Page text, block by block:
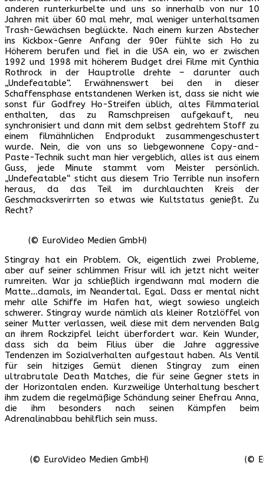
anderen runterkurbelte und uns so innerhalb von nur 10
Jahren mit über 60 mal mehr, mal weniger unterhaltsamen
Trash-Gewächsen beglückte. Nach einem kurzen Abstecher
ins Kickbox-Genre Anfang der 90er fühlte sich Ho zu
Höherem berufen und fiel in die USA ein, wo er zwischen
1992 und 1998 mit höherem Budget drei Filme mit Cynthia
Rothrock in der Hauptrolle drehte – darunter auch
„Undefeatable“. Erwähnenswert bei den in dieser
Schaffensphase entstandenen Werken ist, dass sie nicht wie
sonst für Godfrey Ho-Streifen üblich, altes Filmmaterial
enthalten, das zu Ramschpreisen aufgekauft, neu
synchronisiert und dann mit dem selbst gedrehtem Stoff zu
einem filmähnlichen Endprodukt zusammengeschustert
wurde. Nein, die von uns so liebgewonnene Copy-and-
Paste-Technik sucht man hier vergeblich, alles ist aus einem
Guss, jede Minute stammt vom Meister persönlich.
„Undefeatable“ sticht aus diesem Trio Terrible nun insofern
heraus, da das Teil im durchlauchten Kreis der
Geschmacksverirrten so etwas wie Kultstatus genießt. Zu
Recht?
(© EuroVideo Medien GmbH)
Stingray hat ein Problem. Ok, eigentlich zwei Probleme,
aber auf seiner schlimmen Frisur will ich jetzt nicht weiter
rumreiten. War ja schließlich irgendwann mal modern die
Matte…damals, im Neandertal. Egal. Dass er mental nicht
mehr alle Schiffe im Hafen hat, wiegt sowieso ungleich
schwerer. Stingray wurde nämlich als kleiner Rotzlöffel von
seiner Mutter verlassen, weil diese mit dem nervenden Balg
an ihrem Rockzipfel leicht überfordert war. Kein Wunder,
dass sich da beim Filius über die Jahre aggressive
Tendenzen im Sozialverhalten aufgestaut haben. Als Ventil
für sein hitziges Gemüt dienen Stingray zum einen
ultrabrutale Death Matches, die für seine Gegner stets in
der Horizontalen enden. Kurzweilige Unterhaltung beschert
ihm zudem die regelmäßige Schändung seiner Ehefrau Anna,
die ihm besonders nach seinen Kämpfen beim
Adrenalinabbau behilflich sein muss.
(© EuroVideo Medien GmbH) (©